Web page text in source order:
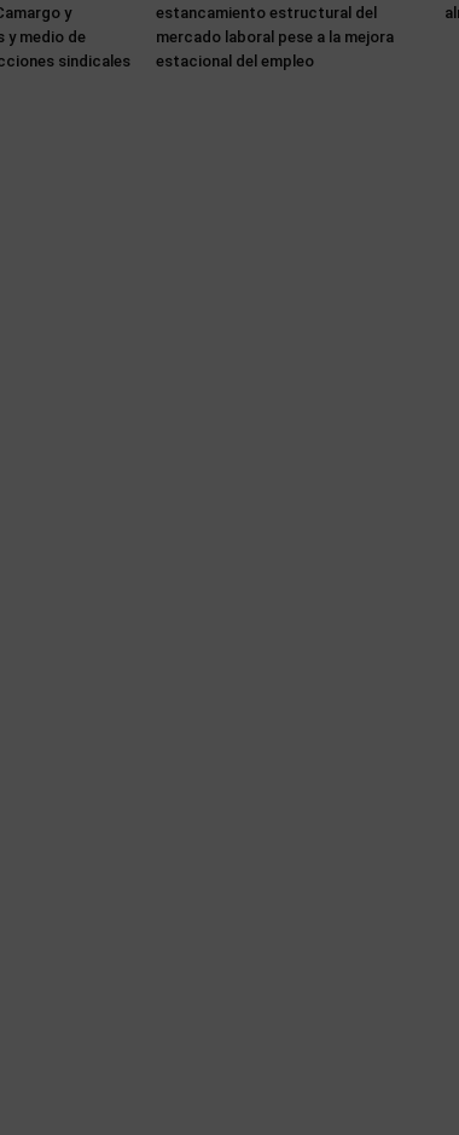
y
y medio de
sindicales
estancamiento estructural del
mercado laboral pese a la mejora
estacional del empleo